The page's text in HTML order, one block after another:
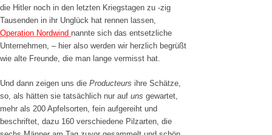
die Hitler noch in den letzten Kriegstagen zu -zig
Tausenden in ihr Unglück hat rennen lassen,
Operation Nordwind nannte sich das entsetzliche
Unternehmen, – hier also werden wir herzlich begrüßt
wie alte Freunde, die man lange vermisst hat.
Und dann zeigen uns die Producteurs ihre Schätze,
so, als hätten sie tatsächlich nur auf uns gewartet,
mehr als 200 Apfelsorten, fein aufgereiht und
beschriftet, dazu 160 verschiedene Pilzarten, die